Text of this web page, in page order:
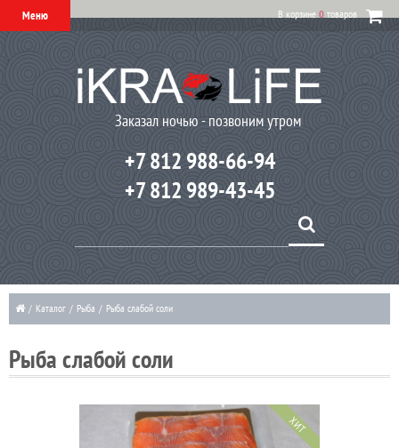
Меню В корзине 0 товаров
Заказал ночью - позвоним утром
+7 812 988-66-94
+7 812 989-43-45
/ Каталог / Рыба / Рыба слабой соли
Рыба слабой соли
ХИТ